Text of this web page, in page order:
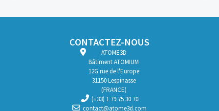
CONTACTEZ-NOUS
ATOME3D
Bâtiment ATOMIUM
12G rue de l'Europe
31150 Lespinasse
(FRANCE)
(+33) 1 79 75 30 70
contact@atome3d.com